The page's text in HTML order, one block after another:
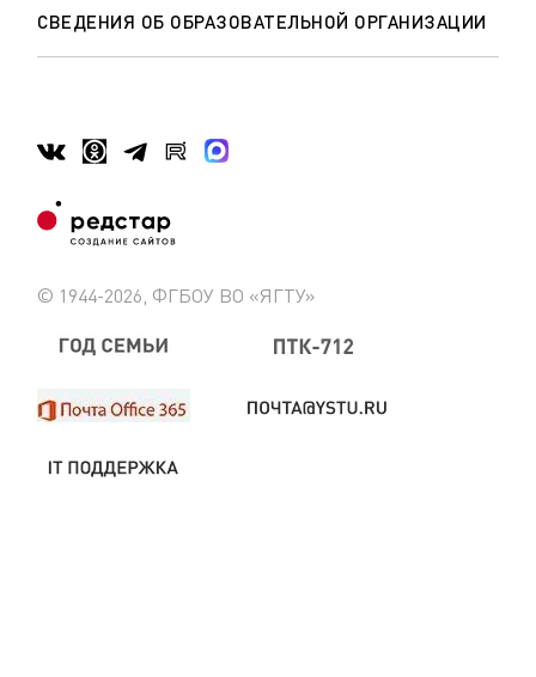
СВЕДЕНИЯ ОБ ОБРАЗОВАТЕЛЬНОЙ ОРГАНИЗАЦИИ
© 1944-2026, ФГБОУ ВО «ЯГТУ»